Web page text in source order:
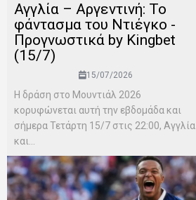
Αγγλία – Αργεντινή: Το
φάντασμα του Ντιέγκο -
Προγνωστικά by Kingbet
(15/7)
15/07/2026
Η δράση στο Μουντιάλ 2026
κορυφώνεται αυτή την εβδομάδα και
σήμερα Τετάρτη 15/7 στις 22:00, Αγγλία
και...